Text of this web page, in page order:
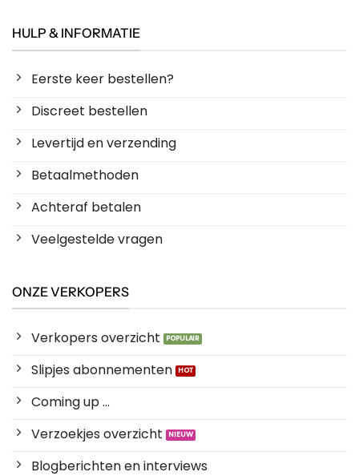
HULP & INFORMATIE
Eerste keer bestellen?
Discreet bestellen
Levertijd en verzending
Betaalmethoden
Achteraf betalen
Veelgestelde vragen
ONZE VERKOPERS
Verkopers overzicht
Slipjes abonnementen
Coming up ...
Verzoekjes overzicht
Blogberichten en interviews